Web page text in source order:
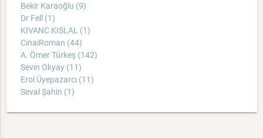
Bekir Karaoğlu (9)
Dr Fell (1)
KIVANC KISLAL (1)
CinaiRoman (44)
A. Ömer Türkeş (142)
Sevin Okyay (11)
Erol Üyepazarcı (11)
Seval Şahin (1)